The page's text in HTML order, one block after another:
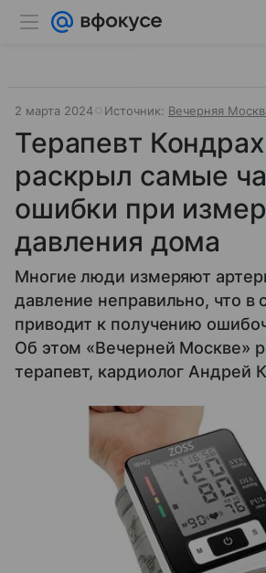
2 марта 2024 Источник: Вечерняя
Терапевт
раскрыл самые
ошибки при
давления дома
Многие люди измеряют
давление неправильно, что в
приводит к получению
Об этом «Вечерней Москве»
терапевт, кардиолог Андрей